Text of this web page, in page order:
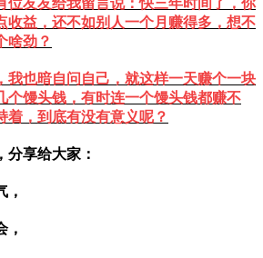
收益，还不如别人一个月赚得多，想不
啥劲？
我也暗自问自己，就这样一天赚个一块
个馒头钱，有时连一个馒头钱都赚不
着，到底有没有意义呢？
分享给大家：
，
，